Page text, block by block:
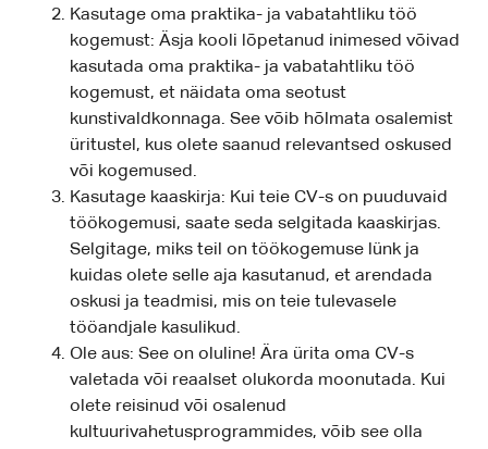
Kasutage oma praktika- ja vabatahtliku töö
kogemust: Äsja kooli lõpetanud inimesed võivad
kasutada oma praktika- ja vabatahtliku töö
kogemust, et näidata oma seotust
kunstivaldkonnaga. See võib hõlmata osalemist
üritustel, kus olete saanud relevantsed oskused
või kogemused.
Kasutage kaaskirja: Kui teie CV-s on puuduvaid
töökogemusi, saate seda selgitada kaaskirjas.
Selgitage, miks teil on töökogemuse lünk ja
kuidas olete selle aja kasutanud, et arendada
oskusi ja teadmisi, mis on teie tulevasele
tööandjale kasulikud.
Ole aus: See on oluline! Ära ürita oma CV-s
valetada või reaalset olukorda moonutada. Kui
olete reisinud või osalenud
kultuurivahetusprogrammides, võib see olla